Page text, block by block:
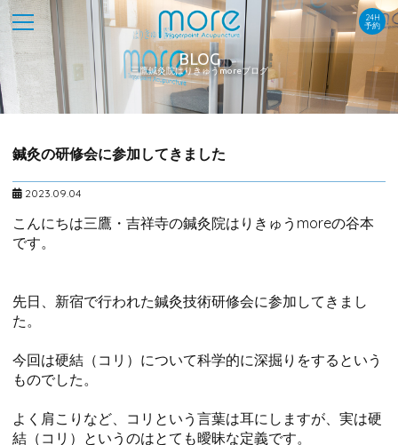
24H
予約
BLOG
三鷹鍼灸院はりきゅうmoreブログ
鍼灸の研修会に参加してきました
2023.09.04
こんにちは三鷹・吉祥寺の鍼灸院はりきゅうmoreの谷本
です。
先日、新宿で行われた鍼灸技術研修会に参加してきまし
た。
今回は硬結（コリ）について科学的に深掘りをするという
ものでした。
よく肩こりなど、コリという言葉は耳にしますが、実は硬
結（コリ）というのはとても曖昧な定義です。